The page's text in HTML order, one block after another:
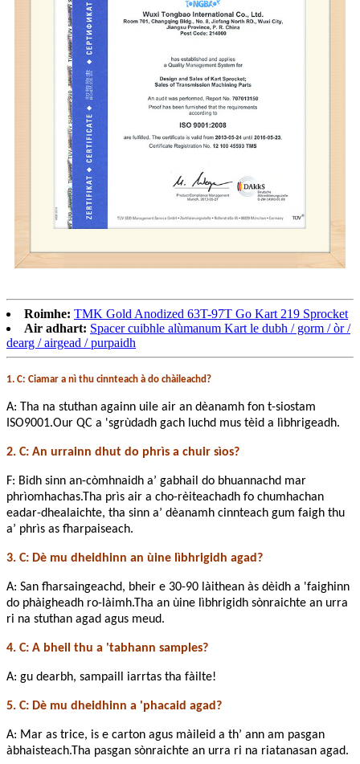
Roimhe: TMK Gold Anodized 63T-97T Go Kart 219 Sprocket
Air adhart: Spacer cuibhle alùmanum Kart le dubh / gorm / òr /
dearg / airgead / purpaidh
1. C: Ciamar a nì thu cinnteach à do chàileachd?
A: Tha na stuthan againn uile air an dèanamh fon t-siostam
ISO9001.Our QC a 'sgrùdadh gach luchd mus tèid a lìbhrigeadh.
2. C: An urrainn dhut do phrìs a chuir sìos?
F: Bidh sinn an-còmhnaidh a’ gabhail do bhuannachd mar
phrìomhachas.Tha prìs air a cho-rèiteachadh fo chumhachan
eadar-dhealaichte, tha sinn a’ dèanamh cinnteach gum faigh thu
a’ phrìs as fharpaiseach.
3. C: Dè mu dheidhinn an ùine lìbhrigidh agad?
A: San fharsaingeachd, bheir e 30-90 làithean às dèidh a 'faighinn
do phàigheadh ​​​​ro-làimh.Tha an ùine lìbhrigidh sònraichte an urra
ri na stuthan agad agus meud.
4. C: A bheil thu a 'tabhann samples?
A: gu dearbh, sampaill iarrtas tha fàilte!
5. C: Dè mu dheidhinn a 'phacaid agad?
A: Mar as trice, is e carton agus màileid a th’ ann am pasgan
àbhaisteach.Tha pasgan sònraichte an urra ri na riatanasan agad.